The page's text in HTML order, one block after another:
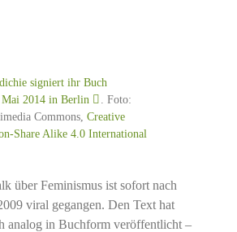
signiert ihr Buch
Mai 2014 in Berlin
. Foto:
Commons, Creative
Share Alike 4.0 International
über Feminismus ist sofort nach
viral gegangen. Den Text hat
analog in Buchform veröffentlicht –